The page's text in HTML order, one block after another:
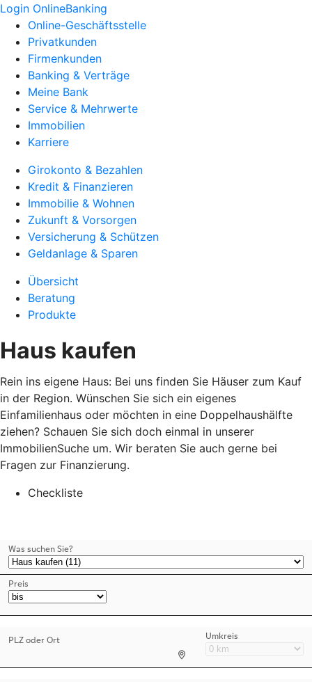
Login OnlineBanking
Online-Geschäftsstelle
Privatkunden
Firmenkunden
Banking & Verträge
Meine Bank
Service & Mehrwerte
Immobilien
Karriere
Girokonto & Bezahlen
Kredit & Finanzieren
Immobilie & Wohnen
Zukunft & Vorsorgen
Versicherung & Schützen
Geldanlage & Sparen
Übersicht
Beratung
Produkte
Haus kaufen
Rein ins eigene Haus: Bei uns finden Sie Häuser zum Kauf
in der Region. Wünschen Sie sich ein eigenes
Einfamilienhaus oder möchten in eine Doppelhaushälfte
ziehen? Schauen Sie sich doch einmal in unserer
ImmobilienSuche um. Wir beraten Sie auch gerne bei
Fragen zur Finanzierung.
Checkliste